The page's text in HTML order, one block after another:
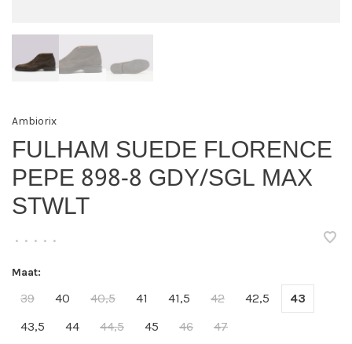
Ambiorix
FULHAM SUEDE FLORENCE
PEPE 898-8 GDY/SGL MAX
STWLT
• • • • •
Maat:
39 40 40,5 41 41,5 42 42,5
43
43,5
44 44,5 45 46 47